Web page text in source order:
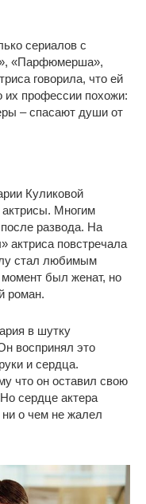
сериалов с
«Парфюмерша»,
говорила, что ей
их профессии похожи:
– спасают души от
Куликовой
Многим
развода. На
актриса повстречала
стал любимым
момент был женат, но
роман.
в шутку
воспринял это
и сердца.
что он оставил свою
сердце актера
о чем не жалел